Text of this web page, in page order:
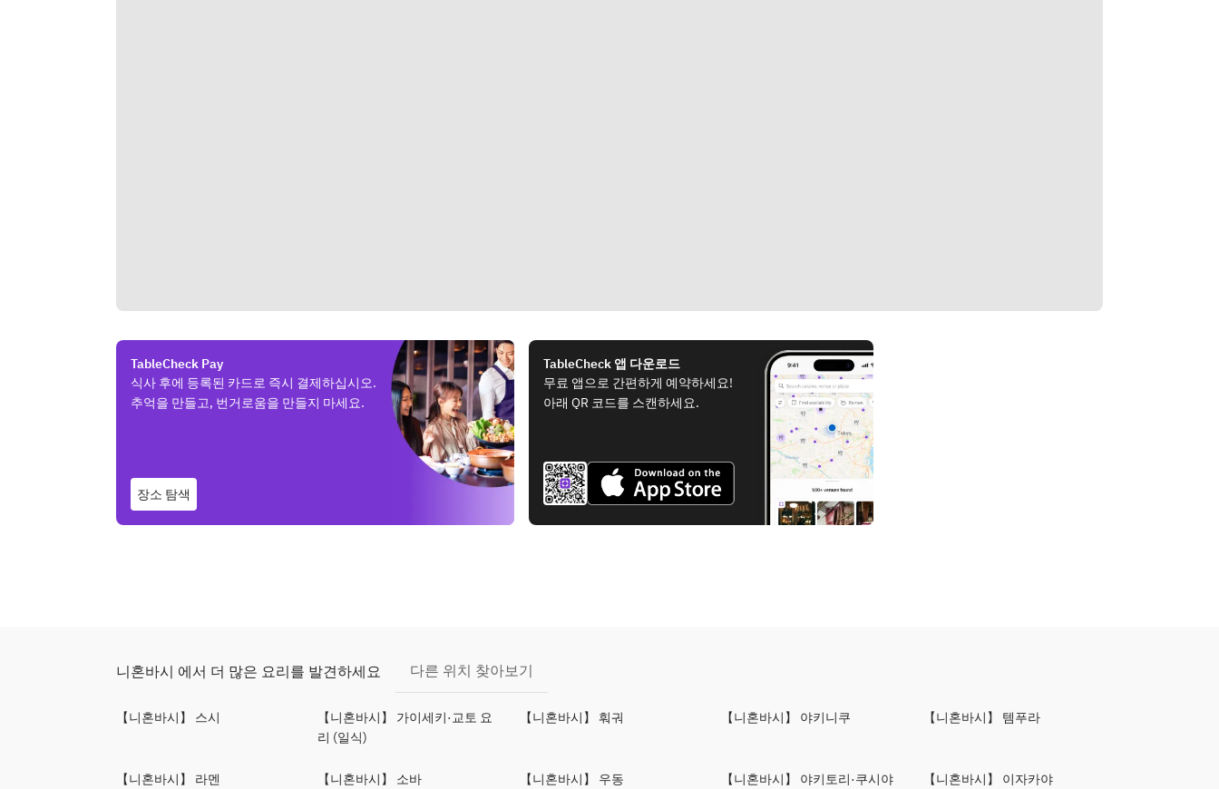
TableCheck Pay
식사 후에 등록된 카드로 즉시 결제하십시오.
추억을 만들고, 번거로움을 만들지 마세요.
장소 탐색
TableCheck 앱 다운로드
무료 앱으로 간편하게 예약하세요!
아래 QR 코드를 스캔하세요.
니혼바시 에서 더 많은 요리를 발견하세요 다른 위치 찾아보기
【니혼바시】 스시
【니혼바시】 가이세키·교토 요
리 (일식)
【니혼바시】 훠궈 【니혼바시】 야키니쿠 【니혼바시】 템푸라
【니혼바시】 라멘 【니혼바시】 소바 【니혼바시】 우동
【니혼바시】 야키토리·쿠시야
【니혼바시】 이자카야